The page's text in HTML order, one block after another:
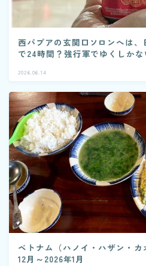
西パプアの玄関口ソロンへは
で24時間？強行軍でゆくしかな
2026.06.14
ベトナム（ハノイ・ハザン・
12月～2026年1月